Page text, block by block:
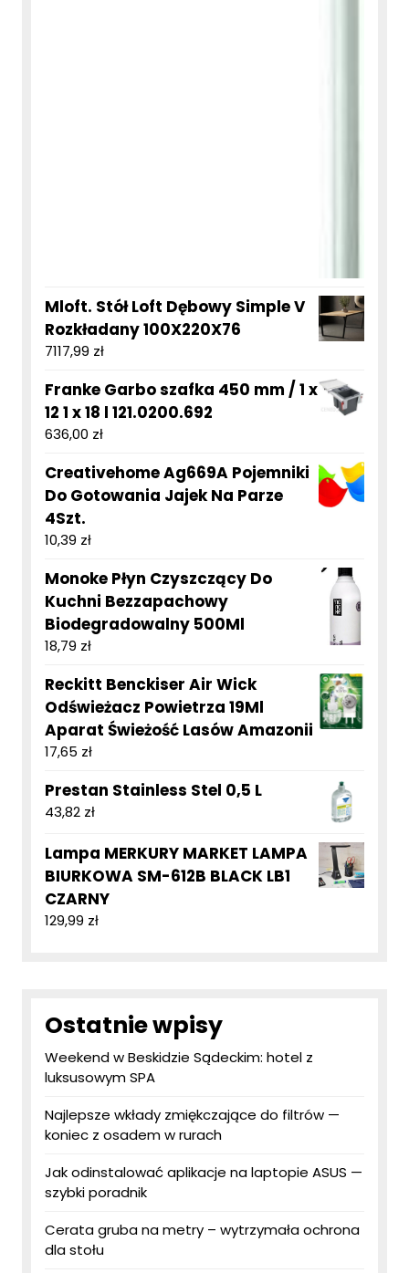
Mloft. Stół Loft Dębowy Simple V
Rozkładany 100X220X76
7117,99 zł
Franke Garbo szafka 450 mm / 1 x
12 1 x 18 l 121.0200.692
636,00 zł
Creativehome Ag669A Pojemniki
Do Gotowania Jajek Na Parze
4Szt.
10,39 zł
Monoke Płyn Czyszczący Do
Kuchni Bezzapachowy
Biodegradowalny 500Ml
18,79 zł
Reckitt Benckiser Air Wick
Odświeżacz Powietrza 19Ml
Aparat Świeżość Lasów Amazonii
17,65 zł
Prestan Stainless Stel 0,5 L
43,82 zł
Lampa MERKURY MARKET LAMPA
BIURKOWA SM-612B BLACK LB1
CZARNY
129,99 zł
Ostatnie wpisy
Weekend w Beskidzie Sądeckim: hotel z
luksusowym SPA
Najlepsze wkłady zmiękczające do filtrów —
koniec z osadem w rurach
Jak odinstalować aplikacje na laptopie ASUS —
szybki poradnik
Cerata gruba na metry – wytrzymała ochrona
dla stołu